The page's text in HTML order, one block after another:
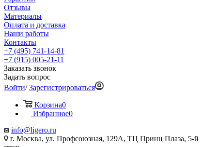
Отзывы
Материалы
Оплата и доставка
Наши работы
Контакты
+7 (495) 741-14-81
+7 (915) 005-21-11
Заказать звонок
Задать вопрос
Войти/Зарегистрироваться
Корзина0
Избранное0
info@ligero.ru
г. Москва, ул. Профсоюзная, 129А, ТЦ Принц Плаза, 5-й